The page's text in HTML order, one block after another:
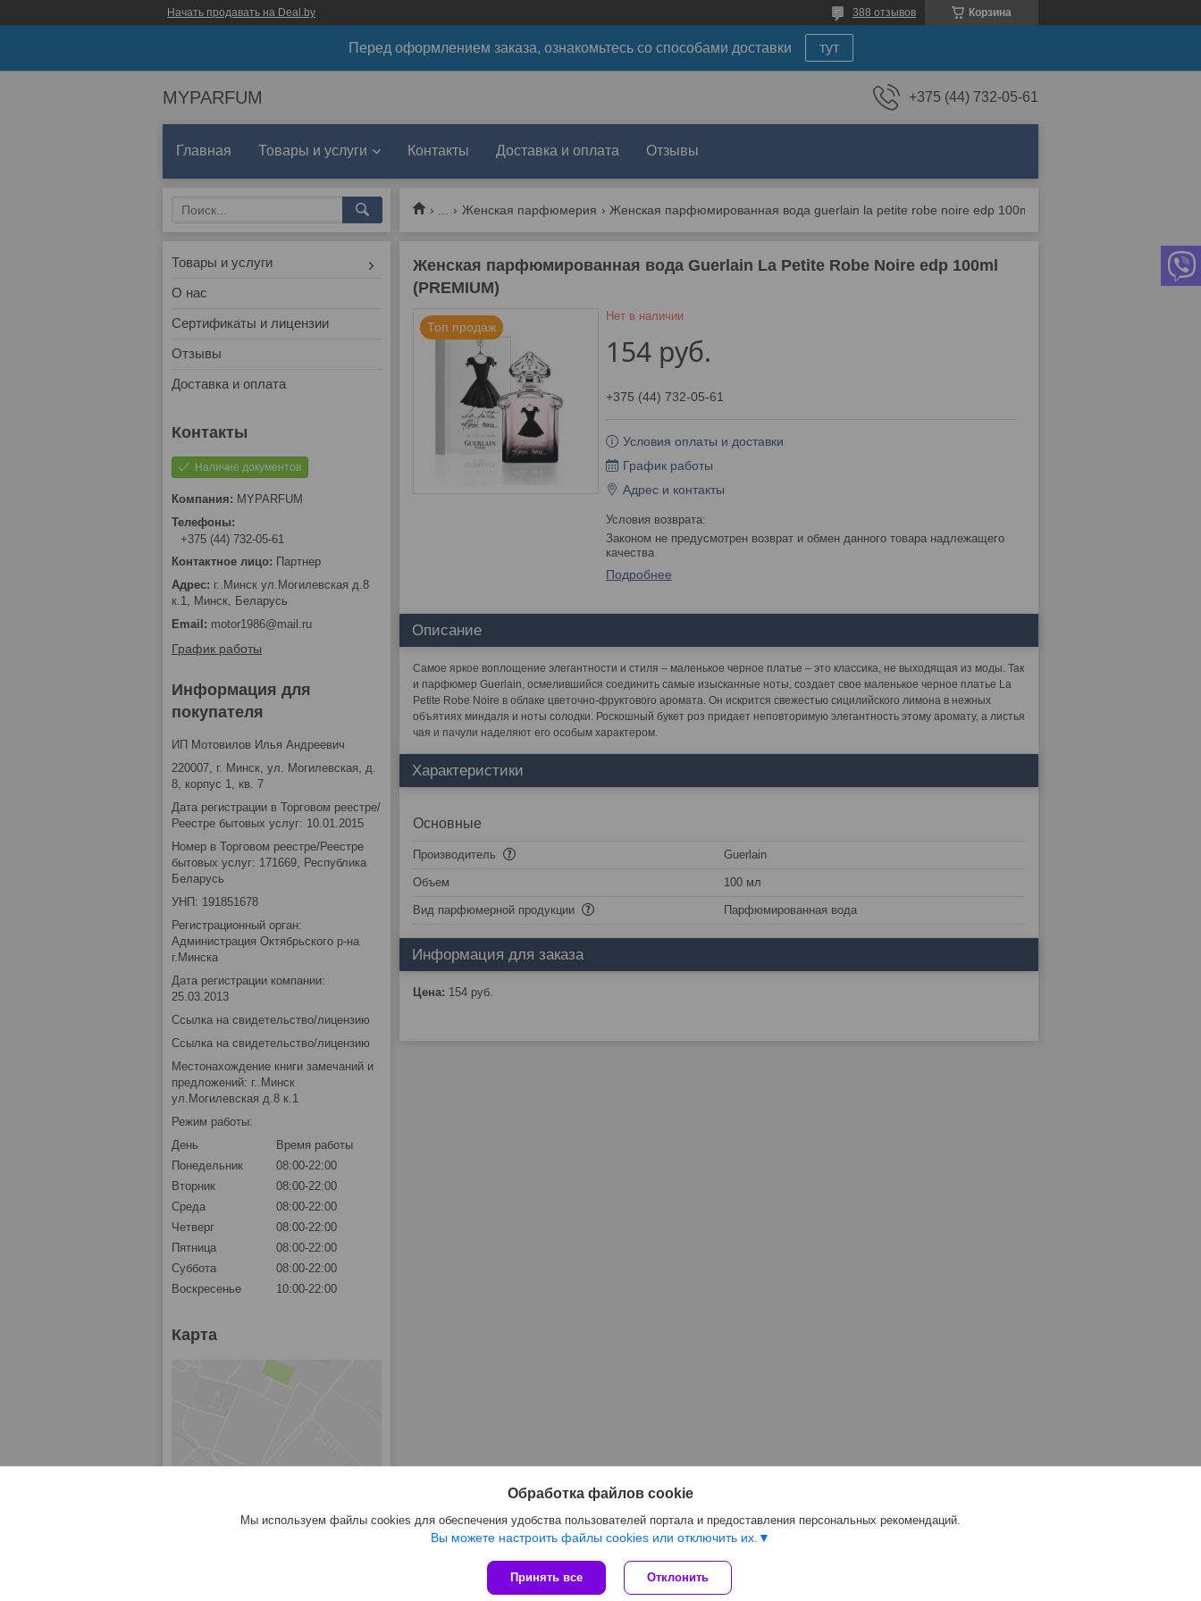
Начать продавать на Deal.by Корзина
388 отзывов
Перед оформлением заказа, ознакомьтесь со способами доставки тут
MYPARFUM +375 (44) 732-05-61
Главная Товары и услуги Контакты Доставка и оплата Отзывы
Женская парфюмерия
Женская парфюмированная вода Guerlain La Petite Robe Noire edp 100ml
(PREMIUM)
Топ продаж
Нет в наличии
154 руб.
+375 (44) 732-05-61
Условия оплаты и доставки
График работы
Адрес и контакты
Законом не предусмотрен возврат и обмен данного товара надлежащего
качества
Подробнее
Описание
Самое яркое воплощение элегантности и стиля – маленькое черное платье – это классика, не выходящая из моды. Так
и парфюмер Guerlain, осмелившийся соединить самые изысканные ноты, создает свое маленькое черное платье La
Petite Robe Noire в облаке цветочно-фруктового аромата. Он искрится свежестью сицилийского лимона в нежных
объятиях миндаля и ноты солодки. Роскошный букет роз придает неповторимую элегантность этому аромату, а листья
чая и пачули наделяют его особым характером.
Характеристики
Основные
Производитель Guerlain
Объем 100 мл
Вид парфюмерной продукции Парфюмированная вода
Информация для заказа
Цена: 154 руб.
Товары и услуги
О нас
Сертификаты и лицензии
Отзывы
Доставка и оплата
Наличие документов
MYPARFUM
+375 (44) 732-05-61
Партнер
г..Минск ул.Могилевская д.8
к.1, Минск, Беларусь
motor1986@mail.ru
График работы
Информация для
покупателя
ИП Мотовилов Илья Андреевич
220007, г. Минск, ул. Могилевская, д.
8, корпус 1, кв. 7
Дата регистрации в Торговом реестре/
Реестре бытовых услуг: 10.01.2015
Номер в Торговом реестре/Реестре
бытовых услуг: 171669, Республика
Беларусь
УНП: 191851678
Регистрационный орган:
Администрация Октябрьского р-на
г.Минска
Дата регистрации компании:
25.03.2013
Ссылка на свидетельство/лицензию
Ссылка на свидетельство/лицензию
Местонахождение книги замечаний и
предложений: г..Минск
ул.Могилевская д.8 к.1
Режим работы:
День
Время работы
Понедельник
08:00-22:00
Вторник
08:00-22:00
Среда
08:00-22:00
Четверг
08:00-22:00
Пятница
08:00-22:00
Суббота
08:00-22:00
Воскресенье
10:00-22:00
Карта
Сайт создан на платформе Deal.by
Политика обработки файлов cookies
Обработка файлов cookie
Мы используем файлы cookies для обеспечения удобства пользователей портала и предоставления персональных рекомендаций.
Вы можете настроить файлы cookies или отключить их.
Принять все Отклонить